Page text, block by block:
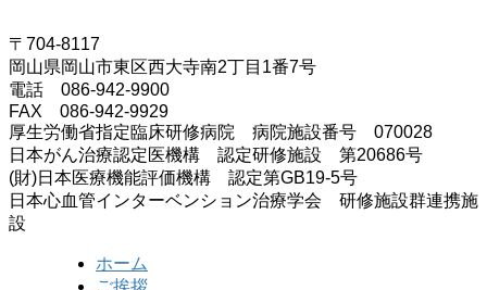
〒704-8117
岡山県岡山市東区西大寺南2丁目1番7号
電話 086-942-9900
FAX 086-942-9929
厚生労働省指定臨床研修病院 病院施設番号 070028
日本がん治療認定医機構 認定研修施設 第20686号
(財)日本医療機能評価機構 認定第GB19-5号
日本心血管インターベンション治療学会 研修施設群連携施
設
ホーム
ご挨拶